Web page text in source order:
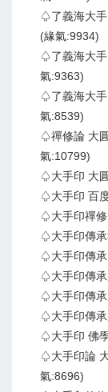
♤了義海大手
(緣氣:9934)
♤了義海大
氣:9363)
♤了義海大
氣:8539)
♤禪修論 大
氣:10799)
♤大手印 大
♤大手印 百
♤大手印禪
♤大手印傳
♤大手印傳
♤大手印傳
♤大手印傳
♤大手印傳
♤大手印 佛
♤大手印論
氣:8696)